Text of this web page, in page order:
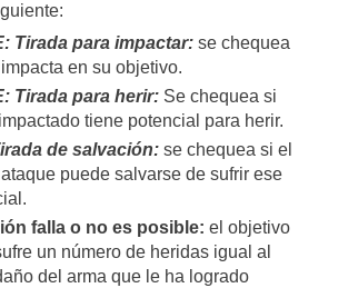
Tirada para impactar: se chequea
en su objetivo.
Tirada para herir:Se chequea si
tiene potencial para herir.
de salvación:se chequea si el
puede salvarse de sufrir ese
falla o no es posible: el objetivo
un número de heridas igual al
del arma que le ha logrado